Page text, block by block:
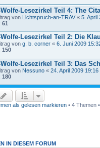
Wolfe-Lesezirkel Teil 4: The
von Lichtspruch-an-TRAV « 5. April
61
Wolfe-Lesezirkel Teil 2: Die
von g. b. corner « 6. Juni 2009
150
Wolfe-Lesezirkel Teil 3: Das
von Nessuno « 24. April 2009 19:16
180
als gelesen markieren • 4 Themen
IN DIESEM FORUM